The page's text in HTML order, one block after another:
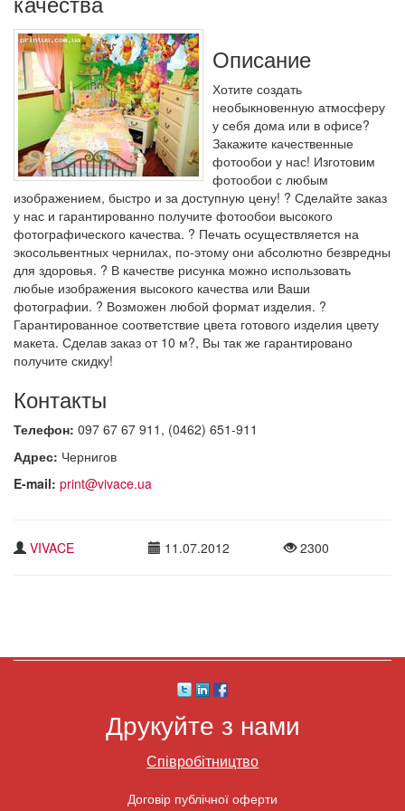
Описание
Хотите создать
необыкновенную атмосферу
у себя дома или в офисе?
Закажите качественные
фотообои у нас! Изготовим
фотообои с любым
изображением, быстро и за доступную цену! ? Сделайте заказ
у нас и гарантированно получите фотообои высокого
фотографического качества. ? Печать осуществляется на
экосольвентных чернилах, по-этому они абсолютно безвредны
для здоровья. ? В качестве рисунка можно использовать
любые изображения высокого качества или Ваши
фотографии. ? Возможен любой формат изделия. ?
Гарантированное соответствие цвета готового изделия цвету
макета. Сделав заказ от 10 м?, Вы так же гарантировано
получите скидку!
Контакты
Телефон: 097 67 67 911, (0462) 651-911
Адрес: Чернигов
E-mail: print@vivace.ua
VIVACE 11.07.2012 2300
Друкуйте з нами
Співробітництво
Договір публічної оферти